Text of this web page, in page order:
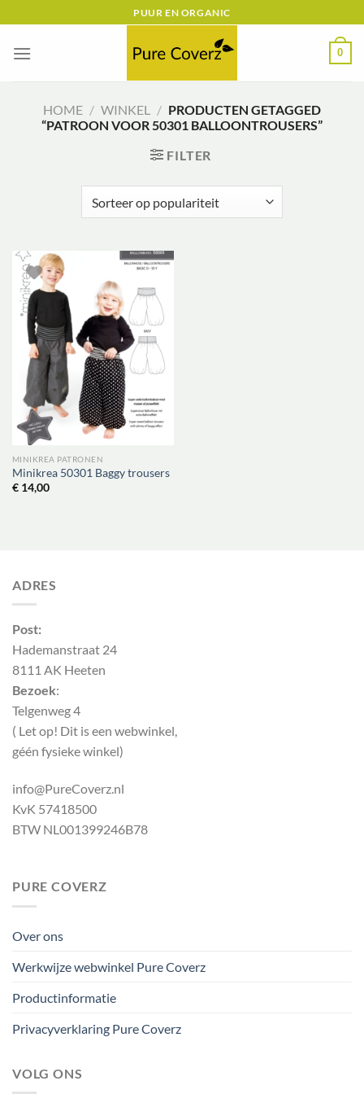
naar
inhoud
PUUR EN ORGANIC
0
HOME / WINKEL / PRODUCTEN GETAGGED
“PATROON VOOR 50301 BALLOONTROUSERS”
FILTER
MINIKREA PATRONEN
Minikrea 50301 Baggy trousers
€14,00
ADRES
Post:
Hademanstraat 24
8111 AK Heeten
Bezoek:
Telgenweg 4
( Let op! Dit is een webwinkel,
géén fysieke winkel)
info@PureCoverz.nl
KvK 57418500
BTW NL001399246B78
PURE COVERZ
Over ons
Werkwijze webwinkel Pure Coverz
Productinformatie
Privacyverklaring Pure Coverz
VOLG ONS